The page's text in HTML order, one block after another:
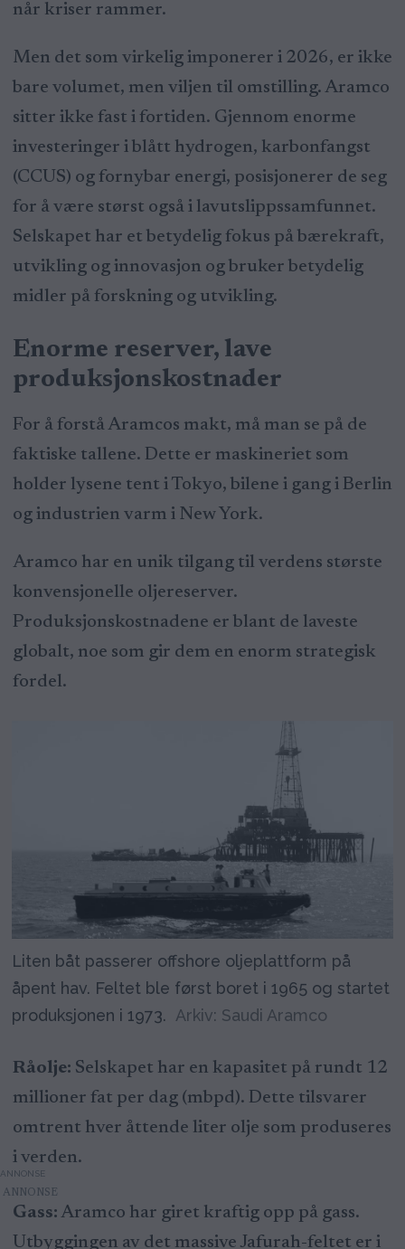
når kriser rammer.
Men det som virkelig imponerer i 2026, er ikke
bare volumet, men viljen til omstilling. Aramco
sitter ikke fast i fortiden. Gjennom enorme
investeringer i blått hydrogen, karbonfangst
(CCUS) og fornybar energi, posisjonerer de seg
for å være størst også i lavutslippssamfunnet.
Selskapet har et betydelig fokus på bærekraft,
utvikling og innovasjon og bruker betydelig
midler på forskning og utvikling.
Enorme reserver, lave
produksjonskostnader
For å forstå Aramcos makt, må man se på de
faktiske tallene. Dette er maskineriet som
holder lysene tent i Tokyo, bilene i gang i Berlin
og industrien varm i New York.
Aramco har en unik tilgang til verdens største
konvensjonelle oljereserver.
Produksjonskostnadene er blant de laveste
globalt, noe som gir dem en enorm strategisk
fordel.
Liten båt passerer offshore oljeplattform på
åpent hav. Feltet ble først boret i 1965 og startet
produksjonen i 1973. Arkiv: Saudi Aramco
Råolje: Selskapet har en kapasitet på rundt 12
millioner fat per dag (mbpd). Dette tilsvarer
omtrent hver åttende liter olje som produseres
i verden.
ANNONSE
Gass: Aramco har giret kraftig opp på gass.
Utbyggingen av det massive Jafurah-feltet er i